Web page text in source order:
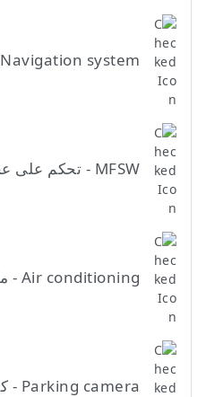
Navigation system - نظام الملاحة
MFSW - تحكم على عجلة القيادة
Air conditioning - مكيف ديجيتال
Parking camera - كاميرا خلفية